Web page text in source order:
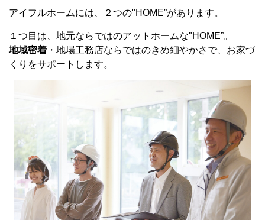
アイフルホームには、２つの"HOME”があります。
１つ目は、地元ならではのアットホームな"HOME”。
地域密着 ・地場工務店ならではのきめ細やかさで、お家づ
くりをサポートします。